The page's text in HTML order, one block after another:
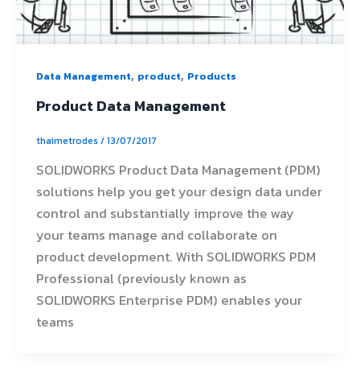
Data Management, product, Products
Product Data Management
thaimetrodes/13/07/2017
SOLIDWORKS Product Data Management (PDM)
solutions help you get your design data under
control and substantially improve the way
your teams manage and collaborate on
product development. With SOLIDWORKS PDM
Professional (previously known as
SOLIDWORKS Enterprise PDM) enables your
teams